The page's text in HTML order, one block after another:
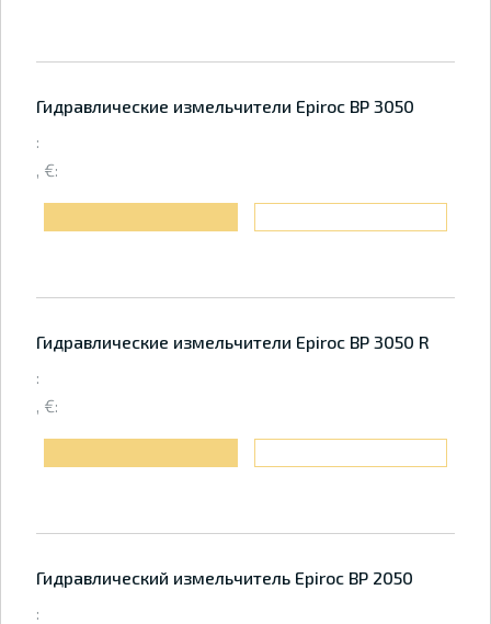
Гидравлические измельчители Epiroc BP 3050
:
, €:
Гидравлические измельчители Epiroc BP 3050 R
:
, €:
Гидравлический измельчитель Epiroc BP 2050
: